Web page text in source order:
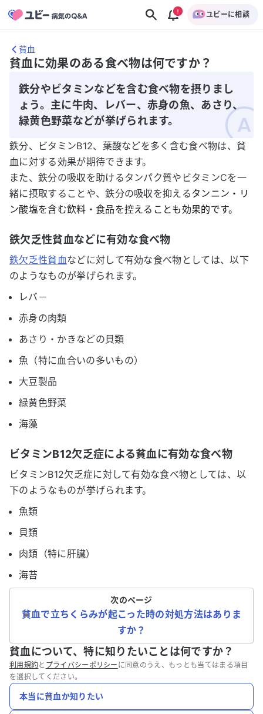
ユビーに相談
貧血
貧血に効果のある食べ物は何ですか？
鉄分やビタミンなどを含む食べ物を摂りまし
ょう。主に牛肉、レバー、赤身の魚、あさり、
緑黄色野菜などが挙げられます。
鉄分、ビタミンB12、葉酸などを多く含む食べ物は、貧
血に対する効果が期待できます。
また、鉄分の吸収を助けるタンパク質やビタミンCを一
緒に摂取することや、鉄分の吸収を抑えるタンニン・リ
ン酸塩を含む飲料・食品を控えることも効果的です。
鉄欠乏性貧血などに有効な食べ物
鉄欠乏性貧血などに対して有効な食べ物としては、以下
のようなものが挙げられます。
レバ－
赤身の肉類
あさり・かきなどの貝類
魚（特に血合いの多いもの）
大豆製品
緑黄色野菜
海藻
ビタミンB12欠乏症による貧血に有効な食べ物
ビタミンB12欠乏症に対して有効な食べ物としては、以
下のようなものが挙げられます。
魚類
貝類
肉類（特に肝臓）
海苔
次のページ
貧血で立ちくらみが起こった時の対処方法はありま
すか？
貧血について、特に知りたいことは何ですか？
利用規約と プライバシーポリシー に同意のうえ、もっとも当てはまる項目
を選択してください。
本当に貧血か知りたい